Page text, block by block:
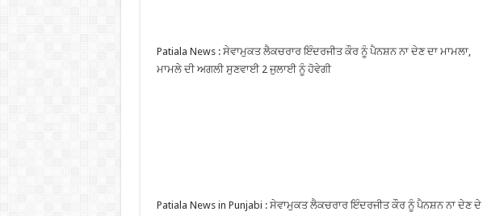
Patiala News : ਸੇਵਾਮੁਕਤ ਲੈਕਚਰਾਰ ਇੰਦਰਜੀਤ ਕੌਰ ਨੂੰ ਪੈਨਸ਼ਨ ਨਾ ਦੇਣ ਦਾ ਮਾਮਲਾ,
ਮਾਮਲੇ ਦੀ ਅਗਲੀ ਸੁਣਵਾਈ 2 ਜੁਲਾਈ ਨੂੰ ਹੋਵੇਗੀ
Patiala News in Punjabi : ਸੇਵਾਮੁਕਤ ਲੈਕਚਰਾਰ ਇੰਦਰਜੀਤ ਕੌਰ ਨੂੰ ਪੈਨਸ਼ਨ ਨਾ ਦੇਣ ਦੇ